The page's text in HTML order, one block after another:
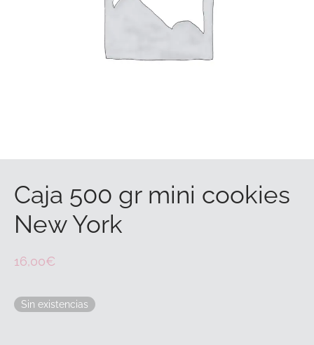
Caja 500 gr mini cookies
New York
16,00€
Sin existencias